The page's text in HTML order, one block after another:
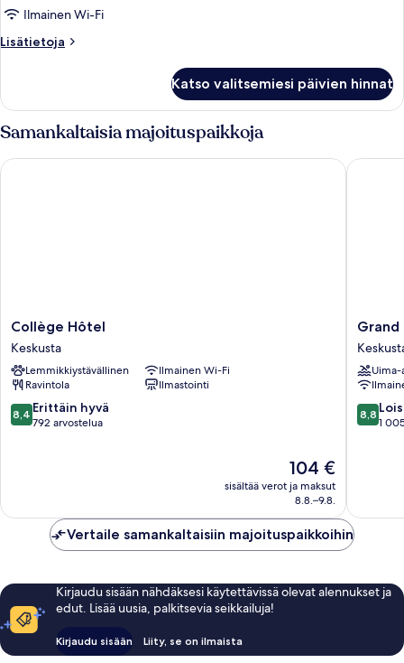
Ilmainen Wi-Fi
Lisätietoja
Lisätietoja
Katso valitsemiesi päivien hinnat
Samankaltaisia majoituspaikkoja
Collège
Hôtel
Keskusta
Collège Hôtel
Keskusta
Lemmikkiystävällinen
Ilmainen Wi-Fi
Ravintola
Ilmastointi
8.4
kautta
8,4 Erittäin hyvä
792 arvostelua
Hinta
on
104 €
104 €
sisältää verot ja maksut
8.8.–9.8.
Collège Hôtel
Grand
Hotel
Des
Grand
Uima-
8.8
kautta
8,8
1
Grand
Vertaile samankaltaisiin majoituspaikkoihin
Kirjaudu sisään nähdäksesi käytettävissä olevat alennukset ja
edut. Lisää uusia, palkitsevia seikkailuja!
Kirjaudu sisään Liity, se on ilmaista